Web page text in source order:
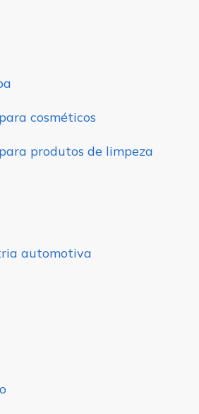
cosméticos
produtos de limpeza
automotiva